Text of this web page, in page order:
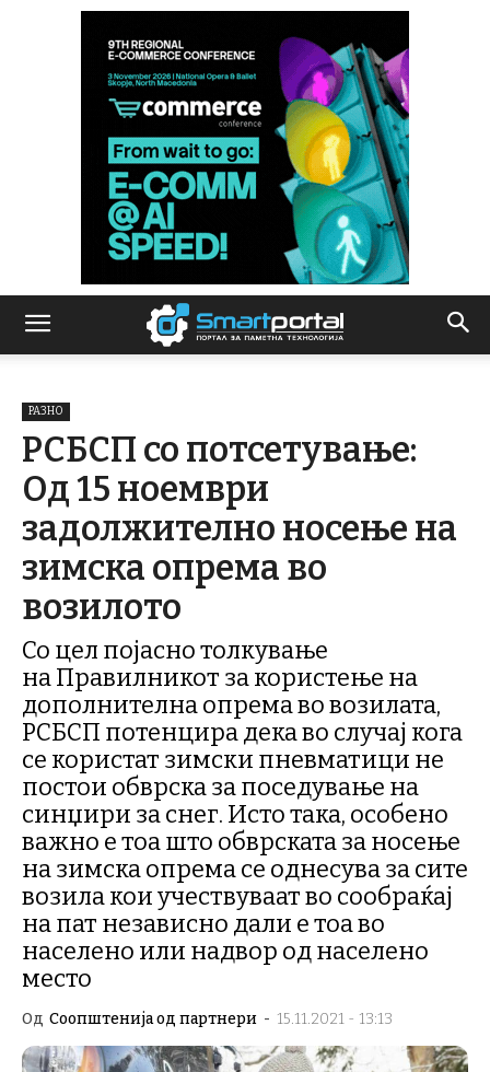
РАЗНО
РСБСП со потсетување:
Од 15 ноември
задолжително носење на
зимска опрема во
возилото
Со цел појасно толкување
на Правилникот за користење на
дополнителна опрема во возилата,
РСБСП потенцира дека во случај кога
се користат зимски пневматици не
постои обврска за поседување на
синџири за снег. Исто така, особено
важно е тоа што обврската за носење
на зимска опрема се однесува за сите
возила кои учествуваат во сообраќај
на пат независно дали е тоа во
населено или надвор од населено
место
Од Соопштенија од партнери - 15.11.2021 - 13:13